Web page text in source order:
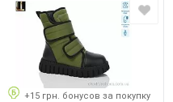
+15 грн. бонусов за покупку